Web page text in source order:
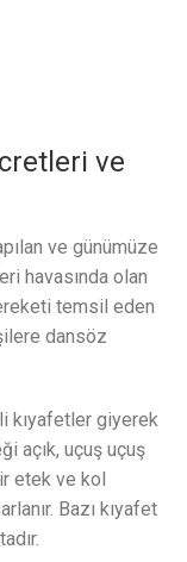
ve
ve günümüze
havasında olan
temsil eden
dansöz
kıyafetler giyerek
açık, uçuş uçuş
etek ve kol
Bazı kıyafet